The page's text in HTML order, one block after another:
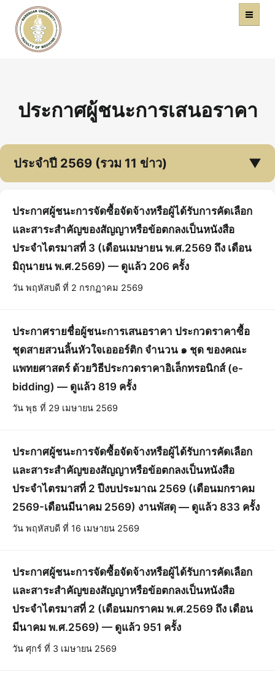
ประกาศผู้ชนะการเสนอราคา
ประจำปี 2569 (รวม 11 ข่าว) ▼
ประกาศผู้ชนะการจัดซื้อจัดจ้างหรือผู้ได้รับการคัดเลือก
และสาระสำคัญของสัญญาหรือข้อตกลงเป็นหนังสือ
ประจำไตรมาสที่ 3 (เดือนเมษายน พ.ศ.2569 ถึง เดือน
มิถุนายน พ.ศ.2569) — ดูแล้ว 206 ครั้ง
วัน พฤหัสบดี ที่ 2 กรกฏาคม 2569
ประกาศรายชื่อผู้ชนะการเสนอราคา ประกวดราคาซื้อ
ชุดสายสวนลิ้นหัวใจเอออร์ติก จำนวน ๑ ชุด ของคณะ
แพทยศาสตร์ ด้วยวิธีประกวดราคาอิเล็กทรอนิกส์ (e-
bidding) — ดูแล้ว 819 ครั้ง
วัน พุธ ที่ 29 เมษายน 2569
ประกาศผู้ชนะการจัดซื้อจัดจ้างหรือผู้ได้รับการคัดเลือก
และสาระสำคัญของสัญญาหรือข้อตกลงเป็นหนังสือ
ประจำไตรมาสที่ 2 ปีงบประมาณ 2569 (เดือนมกราคม
2569-เดือนมีนาคม 2569) งานพัสดุ — ดูแล้ว 833 ครั้ง
วัน พฤหัสบดี ที่ 16 เมษายน 2569
ประกาศผู้ชนะการจัดซื้อจัดจ้างหรือผู้ได้รับการคัดเลือก
และสาระสำคัญของสัญญาหรือข้อตกลงเป็นหนังสือ
ประจำไตรมาสที่ 2 (เดือนมกราคม พ.ศ.2569 ถึง เดือน
มีนาคม พ.ศ.2569) — ดูแล้ว 951 ครั้ง
วัน ศุกร์ ที่ 3 เมษายน 2569